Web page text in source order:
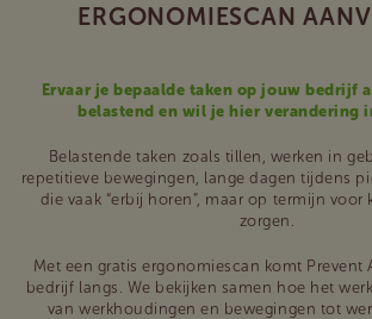
ERGONOMIESCAN
Ervaar je bepaalde taken op jouw bedrijf
belastend en wil je hier verandering
Belastende taken zoals tillen, werken in
repetitieve bewegingen, lange dagen tijdens
die vaak “erbij horen”, maar op termijn
zorgen.
Met een gratis ergonomiescan komt Prevent
bedrijf langs. We bekijken samen hoe het
van werkhoudingen en bewegingen tot